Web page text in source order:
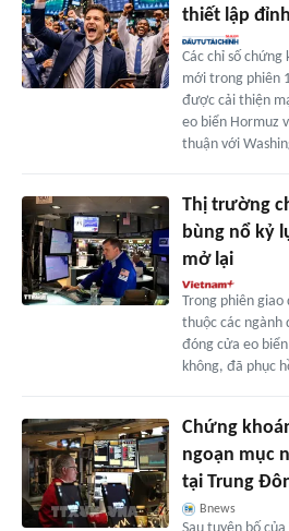
thiết lập
Các chỉ số
mới trong phiên
được cải thiện
eo biển Hormuz
thuận với
Thị trường
bùng nổ kỷ
mở lại
Trong phiên giao
thuộc các ngành
đóng cửa eo
không, đã phục
Chứng
ngoạn mục
tại Trung
Bnews
Sau tuyên bố